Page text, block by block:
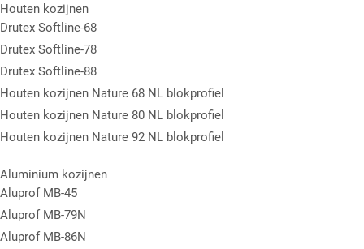
Houten kozijnen
Drutex Softline-68
Drutex Softline-78
Drutex Softline-88
Houten kozijnen Nature 68 NL blokprofiel
Houten kozijnen Nature 80 NL blokprofiel
Houten kozijnen Nature 92 NL blokprofiel
Aluminium kozijnen
Aluprof MB-45
Aluprof MB-79N
Aluprof MB-86N